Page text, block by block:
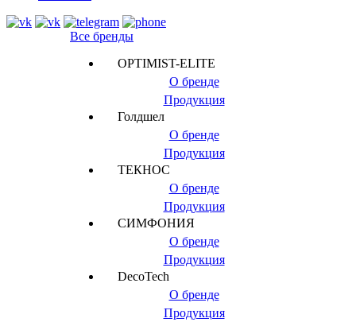
Все бренды
OPTIMIST-ELITE
О бренде
Продукция
Голдшел
О бренде
Продукция
ТЕКНОС
О бренде
Продукция
СИМФОНИЯ
О бренде
Продукция
DecoTech
О бренде
Продукция